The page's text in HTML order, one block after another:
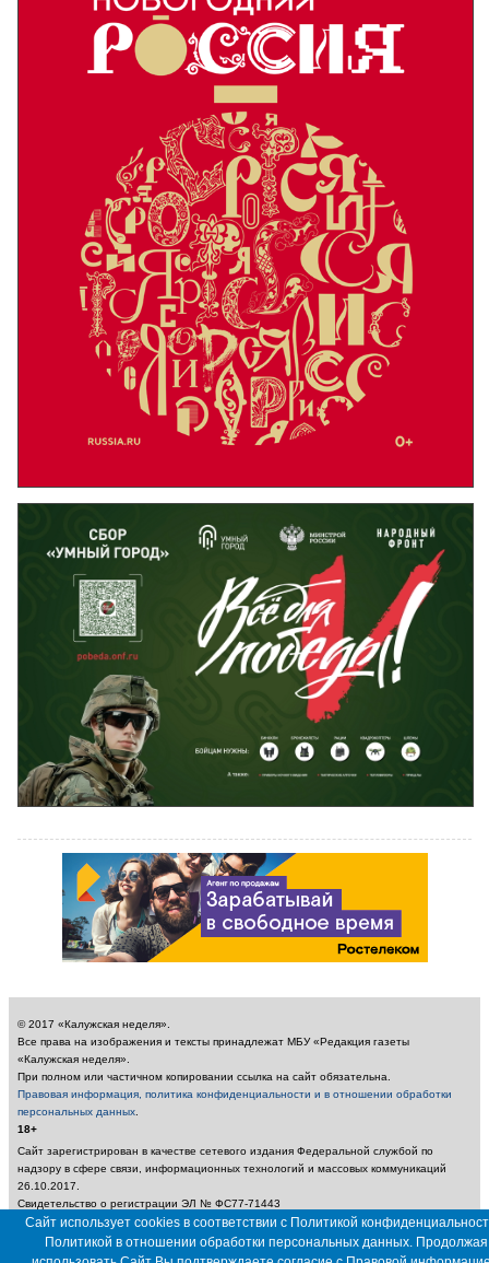
© 2017 «Калужская неделя».
Все права на изображения и тексты принадлежат МБУ «Редакция газеты
«Калужская неделя».
При полном или частичном копировании ссылка на сайт обязательна.
Правовая информация, политика конфиденциальности и в отношении обработки
персональных данных
18+
Сайт зарегистрирован в качестве сетевого издания Федеральной службой по
надзору в сфере связи, информационных технологий и массовых коммуникаций
26.10.2017.
Свидетельство о регистрации ЭЛ № ФС77-71443
Учредитель: Муниципальное бюджетное учреждение «Редакция газеты «Калужская
неделя»
Главный редактор: Амбарцумян А. Ю. / Электронный адрес редакции:
Сайт использует cookies в соответствии с Политикой
Политикой в отношении обработки персональных данных. Продолжая